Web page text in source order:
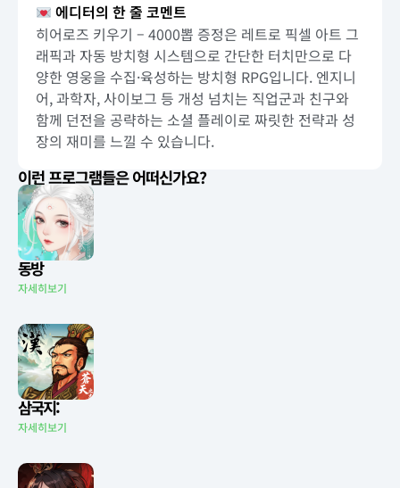
에디터의 한 줄 코멘트
히어로즈 키우기 – 4000뽑 증정은 레트로 픽셀 아트 그
래픽과 자동 방치형 시스템으로 간단한 터치만으로 다
양한 영웅을 수집·육성하는 방치형 RPG입니다. 엔지니
어, 과학자, 사이보그 등 개성 넘치는 직업군과 친구와
함께 던전을 공략하는 소셜 플레이로 짜릿한 전략과 성
장의 재미를 느낄 수 있습니다.
이런 프로그램들은 어떠신가요?
동방
자세히보기
삼국지:
자세히보기